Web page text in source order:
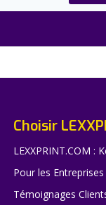
Choisir
LEXXPRINT.COM :
Pour les Entreprises
Témoignages